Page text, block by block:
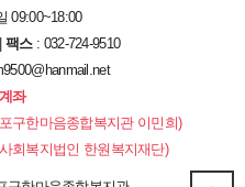
09:00~18:00
팩스: 032-724-9510
좌
구한마음종합복지관 이민희)
회복지법인 한원복지재단)